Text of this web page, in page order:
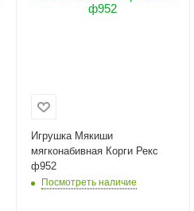
Игрушка Мякиши
мягконабивная Корги Рекс
ф952
Посмотреть наличие